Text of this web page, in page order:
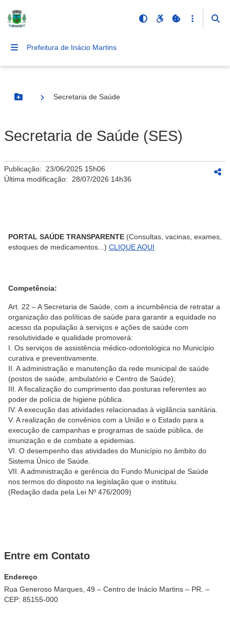
Prefeitura de Inácio Martins
Botão Menu
Secretaria de Saúde
Secretaria de Saúde (SES)
Publicação: 23/06/2025 15h06
Última modificação: 28/07/2026 14h36
PORTAL SAÚDE TRANSPARENTE (Consultas, vacinas, exames,
estoques de medicamentos...) CLIQUE AQUI
Competência:
Art. 22 – A Secretaria de Saúde, com a incumbência de retratar a
organização das políticas de saúde para garantir a equidade no
acesso da população à serviços e ações de saúde com
resolutividade e qualidade promoverá:
I. Os serviços de assistência médico-odontológica no Município
curativa e preventivamente.
II. A administração e manutenção da rede municipal de saúde
(postos de saúde, ambulatório e Centro de Saúde);
III. A fiscalização do cumprimento das posturas referentes ao
poder de polícia de higiene pública.
IV. A execução das atividades relacionadas à vigilância sanitária.
V. A realização de convênios com a União e o Estado para a
execução de campanhas e programas de saúde pública, de
imunização e de combate a epidemias.
VI. O desempenho das atividades do Município no âmbito do
Sistema Único de Saúde.
VII. A administração e gerência do Fundo Municipal de Saúde
nos termos do disposto na legislação que o instituiu.
(Redação dada pela Lei Nº 476/2009)
Entre em Contato
Endereço
Rua Generoso Marques, 49 – Centro de Inácio Martins – PR. –
CEP: 85155-000